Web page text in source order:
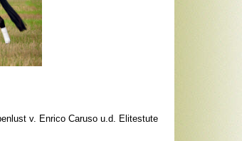
v. Enrico Caruso u.d. Elitestute